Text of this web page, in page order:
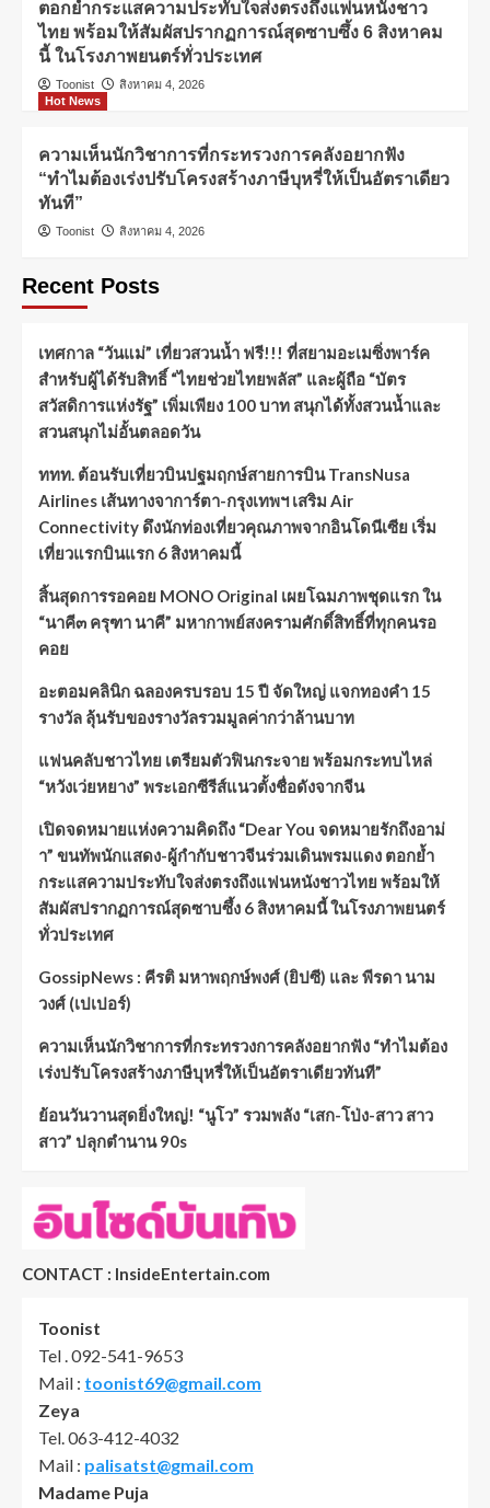
ตอกย้ำกระแสความประทับใจส่งตรงถึงแฟนหนังชาว
ไทย พร้อมให้สัมผัสปรากฏการณ์สุดซาบซึ้ง 6 สิงหาคม
นี้ ในโรงภาพยนตร์ทั่วประเทศ
Toonist
สิงหาคม 4, 2026
Hot News
ความเห็นนักวิชาการที่กระทรวงการคลังอยากฟัง
“ทำไมต้องเร่งปรับโครงสร้างภาษีบุหรี่ให้เป็นอัตราเดียว
ทันที”
Toonist สิงหาคม 4, 2026
Recent Posts
เทศกาล “วันแม่” เที่ยวสวนน้ำ ฟรี!!! ที่สยามอะเมซิ่งพาร์ค
สำหรับผู้ได้รับสิทธิ์ “ไทยช่วยไทยพลัส” และผู้ถือ “บัตร
สวัสดิการแห่งรัฐ” เพิ่มเพียง 100 บาท สนุกได้ทั้งสวนน้ำและ
สวนสนุกไม่อั้นตลอดวัน
ททท. ต้อนรับเที่ยวบินปฐมฤกษ์สายการบิน TransNusa
Airlines เส้นทางจาการ์ตา-กรุงเทพฯ เสริม Air
Connectivity ดึงนักท่องเที่ยวคุณภาพจากอินโดนีเซีย เริ่ม
เที่ยวแรกบินแรก 6 สิงหาคมนี้
สิ้นสุดการรอคอย MONO Original เผยโฉมภาพชุดแรก ใน
“นาคี๓ ครุฑา นาคี” มหากาพย์สงครามศักดิ์สิทธิ์ที่ทุกคนรอ
คอย
อะตอมคลินิก ฉลองครบรอบ 15 ปี จัดใหญ่ แจกทองคำ 15
รางวัล ลุ้นรับของรางวัลรวมมูลค่ากว่าล้านบาท
แฟนคลับชาวไทย เตรียมตัวฟินกระจาย พร้อมกระทบไหล่
“หวังเว่ยหยาง” พระเอกซีรีส์แนวตั้งชื่อดังจากจีน
เปิดจดหมายแห่งความคิดถึง “Dear You จดหมายรักถึงอาม่
า” ขนทัพนักแสดง-ผู้กำกับชาวจีนร่วมเดินพรมแดง ตอกย้ำ
กระแสความประทับใจส่งตรงถึงแฟนหนังชาวไทย พร้อมให้
สัมผัสปรากฏการณ์สุดซาบซึ้ง 6 สิงหาคมนี้ ในโรงภาพยนตร์
ทั่วประเทศ
GossipNews : คีรติ มหาพฤกษ์พงศ์ (ยิปซี) และ พีรดา นาม
วงศ์ (เปเปอร์)
ความเห็นนักวิชาการที่กระทรวงการคลังอยากฟัง “ทำไมต้อง
เร่งปรับโครงสร้างภาษีบุหรี่ให้เป็นอัตราเดียวทันที”
ย้อนวันวานสุดยิ่งใหญ่! “นูโว” รวมพลัง “เสก-โป่ง-สาว สาว
สาว” ปลุกตำนาน 90s
CONTACT : InsideEntertain.com
Toonist
Tel . 092-541-9653
Mail : toonist69@gmail.com
Zeya
Tel. 063-412-4032
Mail : palisatst@gmail.com
Madame Puja